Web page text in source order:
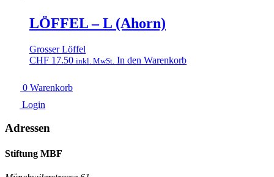
LÖFFEL – L (Ahorn)
Grosser Löffel
CHF 17.50 inkl. MwSt. In den Warenkorb
0 Warenkorb
Login
Adressen
Stiftung MBF